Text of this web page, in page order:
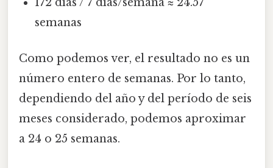
semanas
Como podemos ver, el resultado no es un
número entero de semanas. Por lo tanto,
dependiendo del año y del período de seis
meses considerado, podemos aproximar
a 24 o 25 semanas.